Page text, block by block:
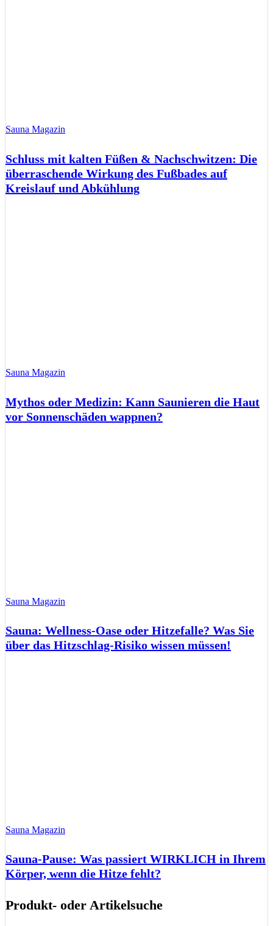
Sauna Magazin
Schluss mit kalten Füßen & Nachschwitzen: Die
überraschende Wirkung des Fußbades auf
Kreislauf und Abkühlung
Sauna Magazin
Mythos oder Medizin: Kann Saunieren die Haut
vor Sonnenschäden wappnen?
Sauna Magazin
Sauna: Wellness-Oase oder Hitzefalle? Was Sie
über das Hitzschlag-Risiko wissen müssen!
Sauna Magazin
Sauna-Pause: Was passiert WIRKLICH in Ihrem
Körper, wenn die Hitze fehlt?
Produkt- oder Artikelsuche